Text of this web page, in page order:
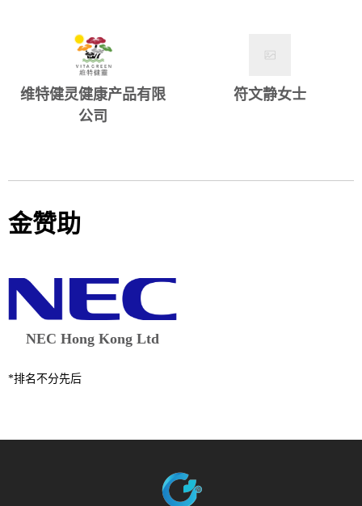
维特健灵健康产品有限
公司
符文静女士
金赞助
NEC Hong Kong Ltd
*排名不分先后